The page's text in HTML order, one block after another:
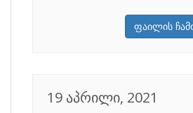
ფაილის
19 აპრილი, 2021